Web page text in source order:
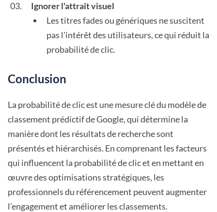
Ignorer l'attrait visuel
Les titres fades ou génériques ne suscitent
pas l'intérêt des utilisateurs, ce qui réduit la
probabilité de clic.
Conclusion
La probabilité de clic est une mesure clé du modèle de
classement prédictif de Google, qui détermine la
manière dont les résultats de recherche sont
présentés et hiérarchisés. En comprenant les facteurs
qui influencent la probabilité de clic et en mettant en
œuvre des optimisations stratégiques, les
professionnels du référencement peuvent augmenter
l'engagement et améliorer les classements.